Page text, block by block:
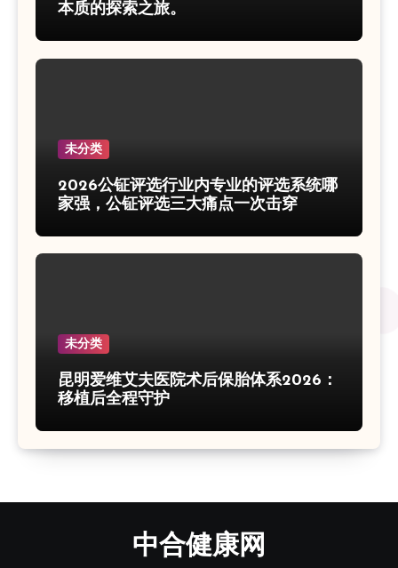
本质的探索之旅。
未分类
2026公钲评选行业内专业的评选系统哪
家强，公钲评选三大痛点一次击穿
未分类
昆明爱维艾夫医院术后保胎体系2026：
移植后全程守护
中合健康网